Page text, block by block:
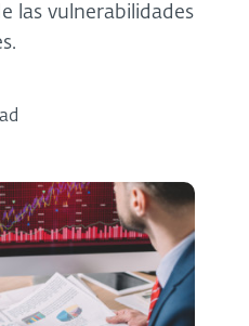
las vulnerabilidades